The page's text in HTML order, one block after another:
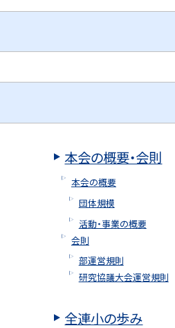
本会の概要・会則
本会の概要
団体規模
活動・事業の概要
会則
部運営規則
研究協議大会運営規則
全連小の歩み